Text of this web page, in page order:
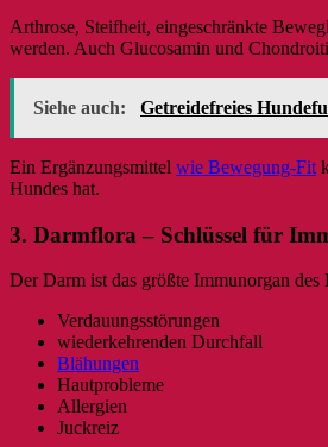
Arthrose, Steifheit, eingeschränkte
werden. Auch Glucosamin und
Siehe auch: Getreidefreies
Ein Ergänzungsmittel wie Bewegung-Fit
Hundes hat.
3. Darmflora – Schlüssel für
Der Darm ist das größte Immunorgan
Verdauungsstörungen
wiederkehrenden Durchfall
Blähungen
Hautprobleme
Allergien
Juckreiz